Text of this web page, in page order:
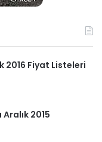
2016 Fiyat Listeleri
2015